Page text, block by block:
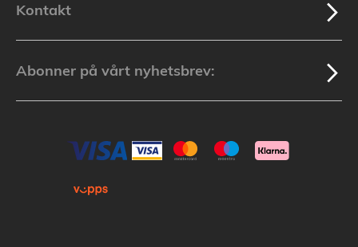
Kontakt
Abonner på vårt nyhetsbrev: